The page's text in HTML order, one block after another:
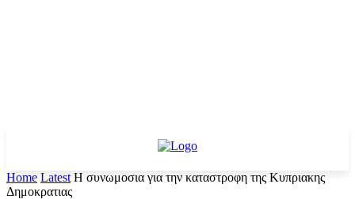
Home Latest Η συνωμοσια για την καταστροφη της Κυπριακης
Δημοκρατιας